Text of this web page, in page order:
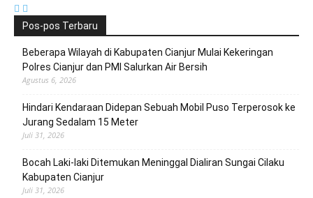
Pos-pos Terbaru
Beberapa Wilayah di Kabupaten Cianjur Mulai Kekeringan
Polres Cianjur dan PMI Salurkan Air Bersih
Agustus 6, 2026
Hindari Kendaraan Didepan Sebuah Mobil Puso Terperosok ke
Jurang Sedalam 15 Meter
Juli 31, 2026
Bocah Laki-laki Ditemukan Meninggal Dialiran Sungai Cilaku
Kabupaten Cianjur
Juli 31, 2026